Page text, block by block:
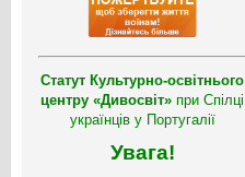
Статут Культурно-освітнього
центру «Дивосвіт» при Спілці
українців у Португалії
Увага!